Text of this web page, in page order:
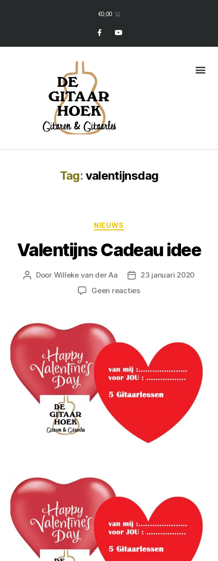
€0,00
Tag: valentijnsdag
NIEUWS
Valentijns Cadeau idee
Door Willeke van der Aa
23 januari 2020
Geen reacties